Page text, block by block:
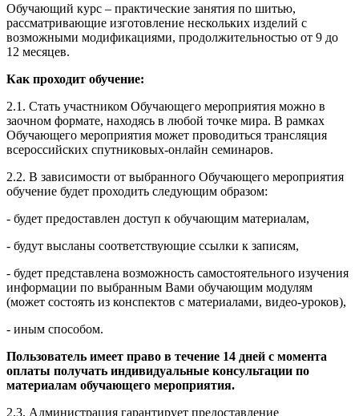
Обучающий курс – практические занятия по шитью,
рассматривающие изготовление нескольких изделий с
возможными модификациями, продолжительностью от 9 до
12 месяцев.
Как проходит обучение:
2.1. Стать участником Обучающего мероприятия можно в
заочном формате, находясь в любой точке мира. В рамках
Обучающего мероприятия может проводиться трансляция
всероссийских спутниковых-онлайн семинаров.
2.2. В зависимости от выбранного Обучающего мероприятия
обучение будет проходить следующим образом:
- будет предоставлен доступ к обучающим материалам,
- будут высланы соответствующие ссылки к записям,
- будет представлена возможность самостоятельного изучения
информации по выбранным Вами обучающим модулям
(может состоять из конспектов с материалами, видео-уроков),
- иным способом.
Пользователь имеет право в течение 14 дней с момента
оплаты получать индивидуальные консультации по
материалам обучающего мероприятия.
2.3. Администрация гарантирует предоставление